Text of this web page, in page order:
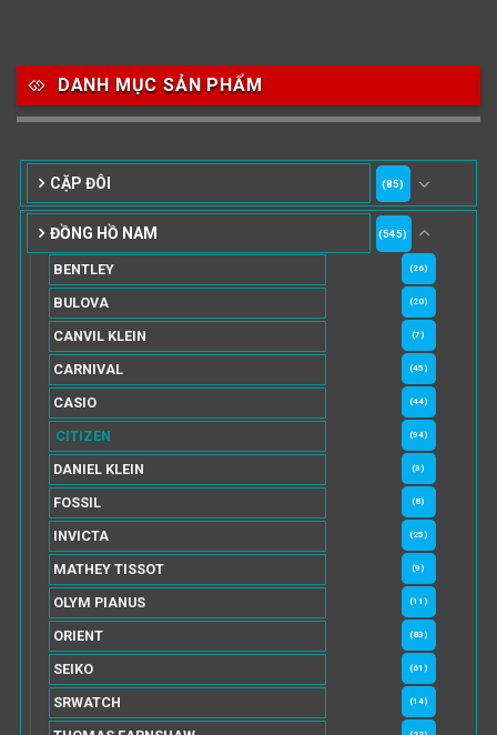
DANH MỤC SẢN PHẨM
CẶP ĐÔI (85)
ĐỒNG HỒ NAM (545)
BENTLEY (26)
BULOVA (20)
CANVIL KLEIN (7)
CARNIVAL (45)
CASIO (44)
CITIZEN (94)
DANIEL KLEIN (3)
FOSSIL (8)
INVICTA (25)
MATHEY TISSOT (9)
OLYM PIANUS (11)
ORIENT (83)
SEIKO (61)
SRWATCH (14)